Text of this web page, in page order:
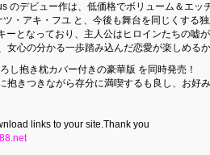
のデビュー作は、低価格でボリューム＆エッ
・アキ・フユ と、今後も舞台を同じくする独
ーとなっており、主人公はヒロインたちの嘘
心の分かる一歩踏み込んだ恋愛が楽しめるか
し抱き枕カバー付きの豪華版 を同時発売！
きつきながら存分に満喫するも良し、お好み
links to your site.Thank you